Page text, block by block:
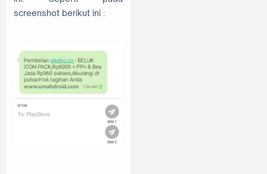
screenshot berikut ini :